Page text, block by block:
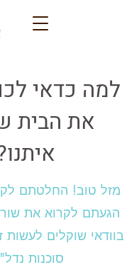
למה כדאי
את הבית
מזל טוב! החלטתם
הגעתם לקרוא את
בוודאי שוקלים
סוכנות